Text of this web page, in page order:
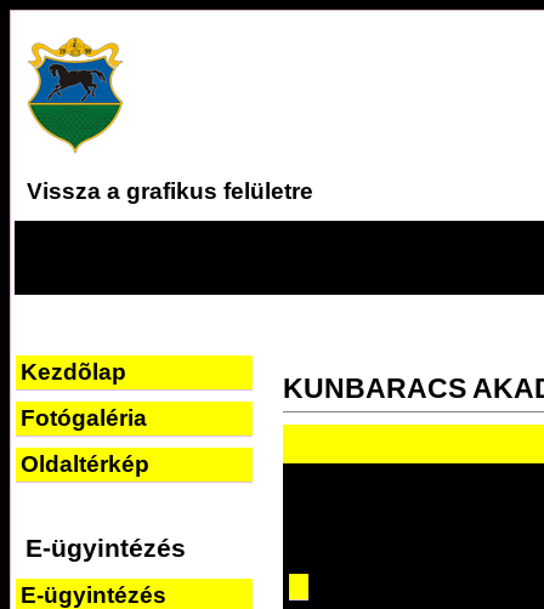
Vissza a grafikus felületre
Kezdõlap
Fotógaléria
Oldaltérkép
E-ügyintézés
E-ügyintézés
KUNBARACS